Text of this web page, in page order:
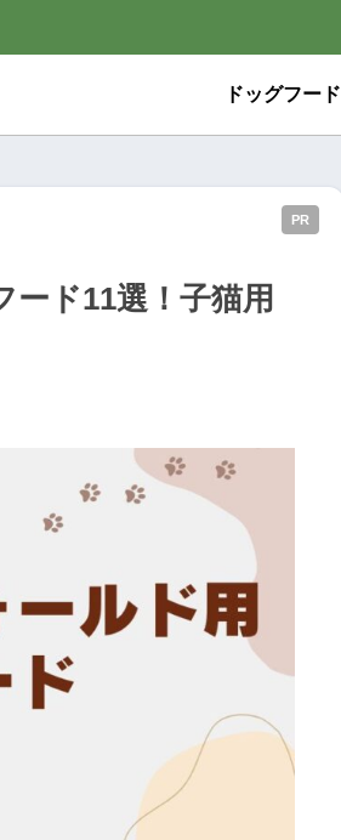
ドッグフード
PR
ド11選！子猫用